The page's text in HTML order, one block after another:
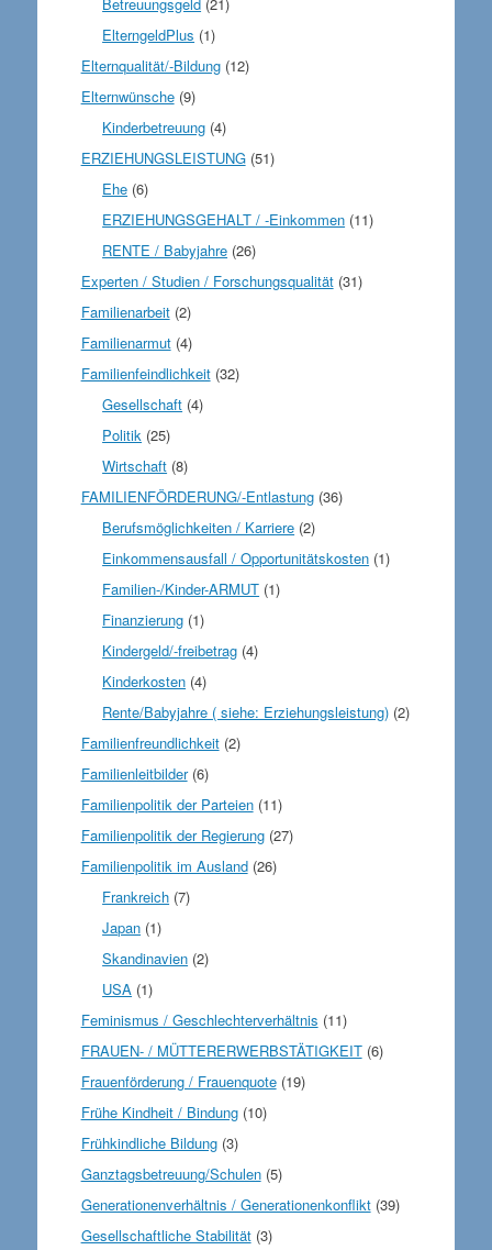
ElterngeldPlus (1)
Elternqualität/-Bildung(12)
Elternwünsche(9)
Kinderbetreuung (4)
ERZIEHUNGSLEISTUNG(51)
Ehe (6)
ERZIEHUNGSGEHALT / -Einkommen (11)
RENTE / Babyjahre (26)
Experten / Studien / Forschungsqualität(31)
Familienarbeit(2)
Familienarmut(4)
Familienfeindlichkeit(32)
Gesellschaft (4)
Politik (25)
Wirtschaft (8)
FAMILIENFÖRDERUNG/-Entlastung(36)
Berufsmöglichkeiten / Karriere (2)
Einkommensausfall / Opportunitätskosten (1)
Familien-/Kinder-ARMUT (1)
Finanzierung (1)
Kindergeld/-freibetrag (4)
Kinderkosten (4)
Rente/Babyjahre ( siehe: Erziehungsleistung) (2)
Familienfreundlichkeit(2)
Familienleitbilder(6)
Familienpolitik der Parteien(11)
Familienpolitik der Regierung(27)
Familienpolitik im Ausland(26)
Frankreich (7)
Japan (1)
Skandinavien (2)
USA (1)
Feminismus / Geschlechterverhältnis (11)
FRAUEN- / MÜTTERERWERBSTÄTIGKEIT(6)
Frauenförderung / Frauenquote(19)
Frühe Kindheit / Bindung(10)
Frühkindliche Bildung(3)
Ganztagsbetreuung/Schulen(5)
Generationenverhältnis / Generationenkonflikt(39)
Gesellschaftliche Stabilität(3)